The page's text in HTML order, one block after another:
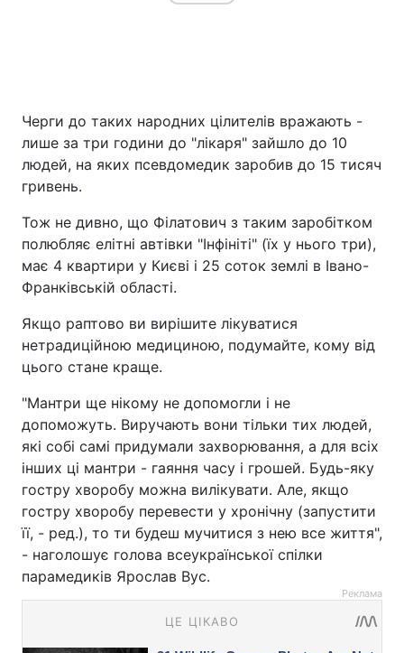
Черги до таких народних цілителів вражають -
лише за три години до "лікаря" зайшло до 10
людей, на яких псевдомедик заробив до 15 тисяч
гривень.
Тож не дивно, що Філатович з таким заробітком
полюбляє елітні автівки "Інфініті" (їх у нього три),
має 4 квартири у Києві і 25 соток землі в Івано-
Франківській області.
Якщо раптово ви вирішите лікуватися
нетрадиційною медициною, подумайте, кому від
цього стане краще.
"Мантри ще нікому не допомогли і не
допоможуть. Виручають вони тільки тих людей,
які собі самі придумали захворювання, а для всіх
інших ці мантри - гаяння часу і грошей. Будь-яку
гостру хворобу можна вилікувати. Але, якщо
гостру хворобу перевести у хронічну (запустити
її, - ред.), то ти будеш мучитися з нею все життя",
- наголошує голова всеукраїнської спілки
парамедиків Ярослав Вус.
Реклама